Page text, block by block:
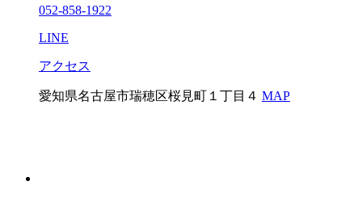
052-858-1922
LINE
アクセス
愛知県名古屋市瑞穂区桜見町１丁目４ MAP